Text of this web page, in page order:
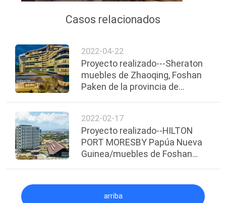
Casos relacionados
2022-04-22
Proyecto realizado---Sheraton
muebles de Zhaoqing, Foshan
Paken de la provincia de
2022-02-17
Proyecto realizado--HILTON
PORT MORESBY Papúa Nueva
Guinea/muebles de Foshan
arriba